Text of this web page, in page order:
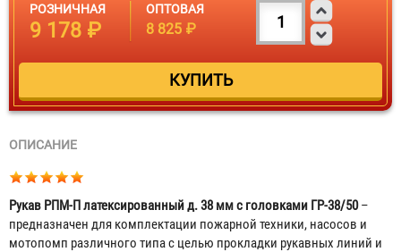
РОЗНИЧНАЯ
9 178 ₽
ОПТОВАЯ
8 825 ₽
ОПИСАНИЕ
Рукав РПМ-П латексированный д. 38 мм с головками ГР-38/50–
предназначен для комплектации пожарной техники, насосов и
мотопомп различного типа с целью прокладки рукавных линий и